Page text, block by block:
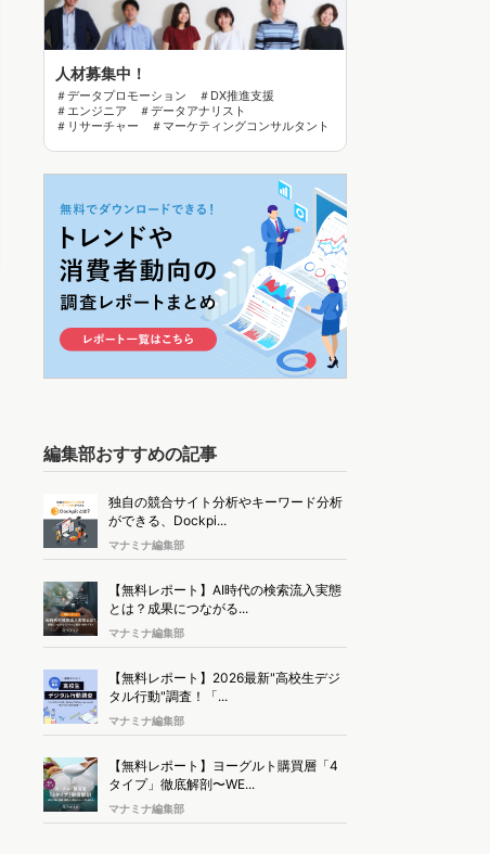
人材募集中！
＃データプロモーション ＃DX推進支援
＃エンジニア ＃データアナリスト
＃リサーチャー ＃マーケティングコンサルタント
編集部おすすめの記事
独自の競合サイト分析やキーワード分析
ができる、Dockpi...
マナミナ編集部
【無料レポート】AI時代の検索流入実態
とは？成果につながる...
マナミナ編集部
【無料レポート】2026最新"高校生デジ
タル行動"調査！「...
マナミナ編集部
【無料レポート】ヨーグルト購買層「4
タイプ」徹底解剖〜WE...
マナミナ編集部